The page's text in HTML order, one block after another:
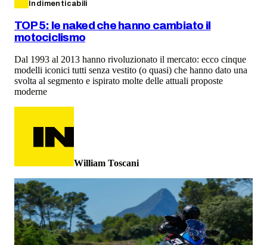
Indimenticabili
TOP 5: le naked che hanno cambiato il
motociclismo
Dal 1993 al 2013 hanno rivoluzionato il mercato: ecco cinque
modelli iconici tutti senza vestito (o quasi) che hanno dato una
svolta al segmento e ispirato molte delle attuali proposte
moderne
William Toscani